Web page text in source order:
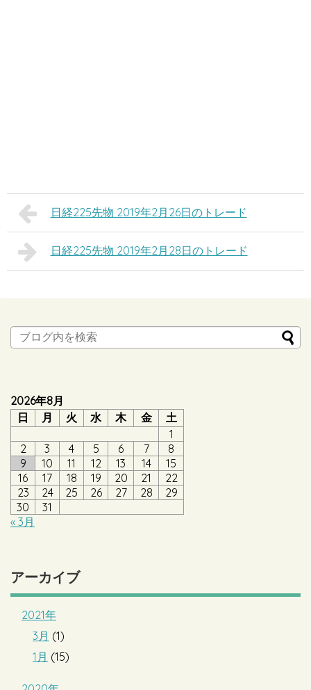
日経225先物 2019年2月26日のトレード
日経225先物 2019年2月28日のトレード
2026年8月
日
月 火 水 木 金
土
1
2
3 4 5 6 7
8
9
10 11 12 13 14
15
16
17 18 19 20 21
22
23
24 25 26 27 28
29
30
31
« 3月
アーカイブ
2021年
3月 (1)
1月 (15)